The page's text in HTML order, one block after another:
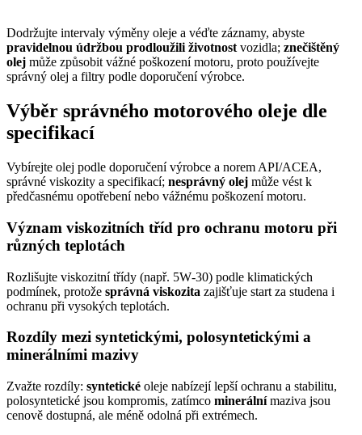
Dodržujte intervaly výměny oleje a véďte záznamy, abyste
pravidelnou údržbou prodloužili životnostvozidla; znečištěný
olej může způsobit vážné poškození motoru, proto používejte
správný olej a filtry podle doporučení výrobce.
Výběr správného motorového oleje dle
specifikací
Vybírejte olej podle doporučení výrobce a norem API/ACEA,
správné viskozity a specifikací; nesprávný olej může vést k
předčasnému opotřebení nebo vážnému poškození motoru.
Význam viskozitních tříd pro ochranu motoru při
různých teplotách
Rozlišujte viskozitní třídy (např. 5W‑30) podle klimatických
podmínek, protože správná viskozita zajišťuje start za studena i
ochranu při vysokých teplotách.
Rozdíly mezi syntetickými, polosyntetickými a
minerálními mazivy
Zvažte rozdíly: syntetické oleje nabízejí lepší ochranu a stabilitu,
polosyntetické jsou kompromis, zatímco minerálnímaziva jsou
cenově dostupná, ale méně odolná při extrémech.